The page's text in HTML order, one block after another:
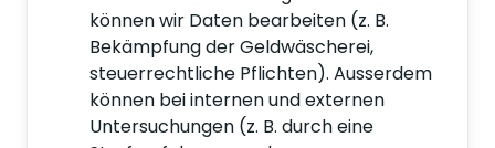
können wir Daten bearbeiten (z. B.
Bekämpfung der Geldwäscherei,
steuerrechtliche Pflichten). Ausserdem
können bei internen und externen
Untersuchungen (z. B. durch eine